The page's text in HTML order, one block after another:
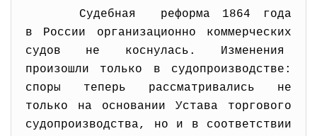
Судебная реформа 1864 года
в России организационно коммерческих
судов не коснулась. Изменения
произошли только в судопроизводстве:
споры теперь рассматривались не
только на основании Устава торгового
судопроизводства, но и в соответствии